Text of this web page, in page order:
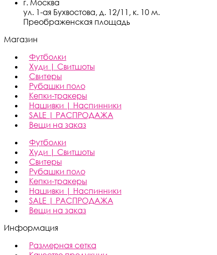
г. Москва
ул. 1-ая Бухвостова, д. 12/11, к. 10 м.
Преображенская площадь
Магазин
Футболки
Худи | Свитшоты
Свитеры
Рубашки поло
Кепки-тракеры
Нашивки | Наспинники
SALE | РАСПРОДАЖА
Вещи на заказ
Футболки
Худи | Свитшоты
Свитеры
Рубашки поло
Кепки-тракеры
Нашивки | Наспинники
SALE | РАСПРОДАЖА
Вещи на заказ
Информация
Размерная сетка